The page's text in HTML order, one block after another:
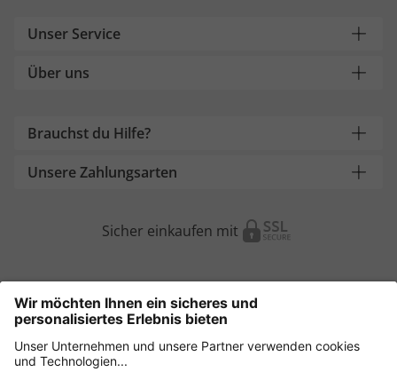
Unser Service
Über uns
Brauchst du Hilfe?
Unsere Zahlungsarten
Sicher einkaufen mit
Weitere Onlineshops